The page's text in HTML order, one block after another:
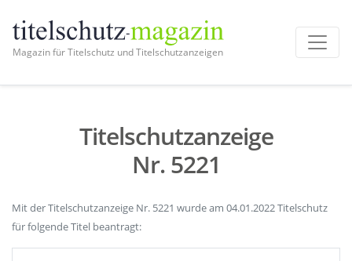
Magazin für Titelschutz und Titelschutzanzeigen
Titelschutzanzeige
Nr. 5221
Mit der Titelschutzanzeige Nr. 5221 wurde am 04.01.2022 Titelschutz
für folgende Titel beantragt: